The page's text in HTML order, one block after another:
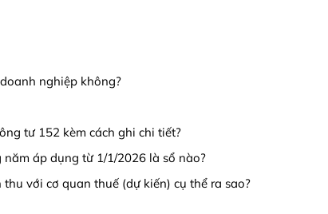
nghiệp không?
tư 152 kèm cách ghi chi tiết?
áp dụng từ 1/1/2026 là sổ nào?
với cơ quan thuế (dự kiến) cụ thể ra sao?